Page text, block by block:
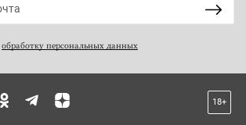
обработку персональных данных
18+